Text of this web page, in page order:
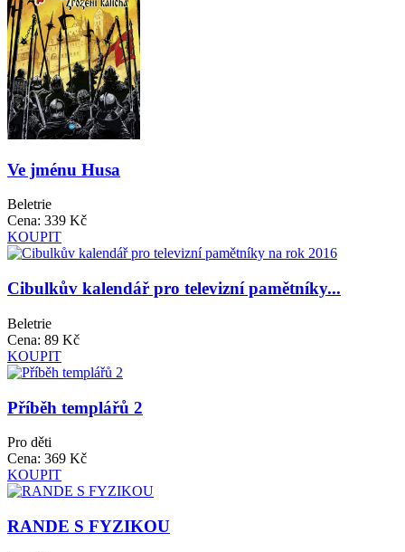
Ve jménu Husa
Beletrie
Cena: 339 Kč
KOUPIT
Cibulkův kalendář pro televizní pamětníky...
Beletrie
Cena: 89 Kč
KOUPIT
Příběh templářů 2
Pro děti
Cena: 369 Kč
KOUPIT
RANDE S FYZIKOU